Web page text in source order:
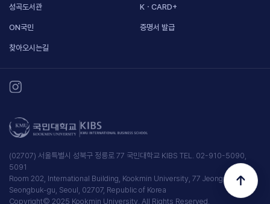
성곡도서관 KㆍCARD+
ON국민 증명서 발급
찾아오시는길
(02707) 서울특별시 성북구 정릉로 77 국민대학교 KIBS TEL. 02-910-5090,
5091
Room 202, International Building, Kookmin University, 77 Jeongneung-ro,
Seongbuk-gu, Seoul, 02707, Republic of Korea
Copyright© 2025 Kookmin University. All Rights Reserved.